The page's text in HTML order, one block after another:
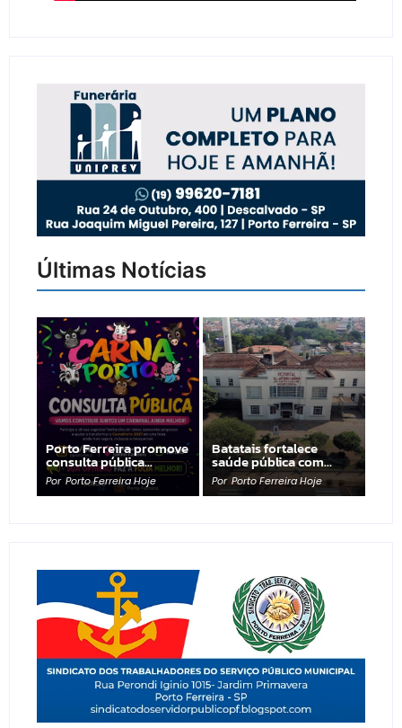
Últimas Notícias
Porto Ferreira promove
consulta pública…
Por Porto Ferreira Hoje
Batatais fortalece
saúde pública com…
Por Porto Ferreira Hoje